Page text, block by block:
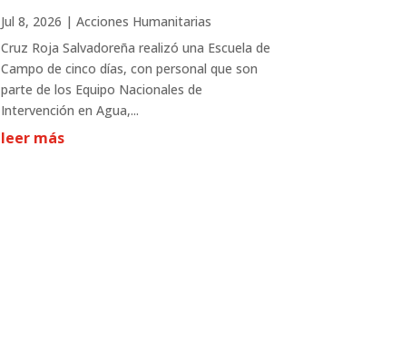
Jul 8, 2026 | Acciones Humanitarias
Cruz Roja Salvadoreña realizó una Escuela de
Campo de cinco días, con personal que son
parte de los Equipo Nacionales de
Intervención en Agua,...
leer más